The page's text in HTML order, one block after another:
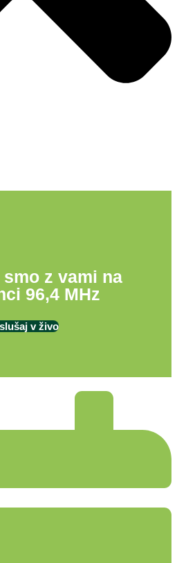
z vami na
96,4 MHz
v živo